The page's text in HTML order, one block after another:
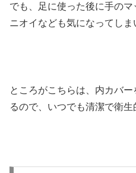
でも、足に使った後に手の
ニオイなども気になってしま
ところがこちらは、内カバ
るので、いつでも清潔で衛生